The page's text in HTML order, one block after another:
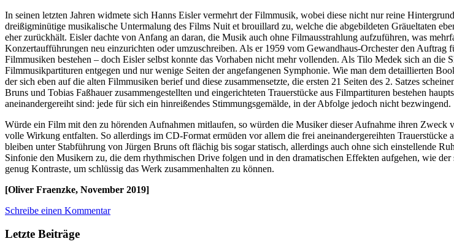
In seinen letzten Jahren widmete sich Hanns Eisler vermehrt der Filmmusik, wobei diese nicht nur reine
dreißigminütige musikalische Untermalung des Films Nuit et brouillard zu, welche die abgebildeten Gräueltaten
eher zurückhält. Eisler dachte von Anfang an daran, die Musik auch ohne Filmausstrahlung aufzuführen, was
Konzertaufführungen neu einzurichten oder umzuschreiben. Als er 1959 vom Gewandhaus-Orchester den
Filmmusiken bestehen – doch Eisler selbst konnte das Vorhaben nicht mehr vollenden. Als Tilo Medek sich an
Filmmusikpartituren entgegen und nur wenige Seiten der angefangenen Symphonie. Wie man dem detaillierten
der sich eben auf die alten Filmmusiken berief und diese zusammensetzte, die ersten 21 Seiten des 2. Satzes
Bruns und Tobias Faßhauer zusammengestellten und eingerichteten Trauerstücke aus Filmpartituren bestehen
aneinandergereiht sind: jede für sich ein hinreißendes Stimmungsgemälde, in der Abfolge jedoch nicht bezwingend.
Würde ein Film mit den zu hörenden Aufnahmen mitlaufen, so würden die Musiker dieser Aufnahme ihren
volle Wirkung entfalten. So allerdings im CD-Format ermüden vor allem die frei aneinandergereihten
bleiben unter Stabführung von Jürgen Bruns oft flächig bis sogar statisch, allerdings auch ohne sich einstellende
Sinfonie den Musikern zu, die dem rhythmischen Drive folgen und in den dramatischen Effekten aufgehen, wie
genug Kontraste, um schlüssig das Werk zusammenhalten zu können.
[Oliver Fraenzke, November 2019]
Schreibe einen Kommentar
Letzte Beiträge